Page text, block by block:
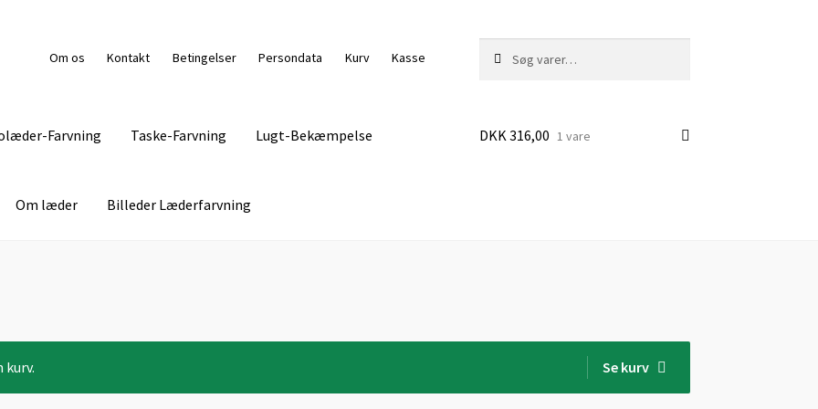
Om os Kontakt Betingelser Persondata Kurv Kasse
efter:
Farvning Taske-Farvning Lugt-Bekæmpelse
Om læder Billeder Læderfarvning
DKK 316,00 1 vare
Se kurv